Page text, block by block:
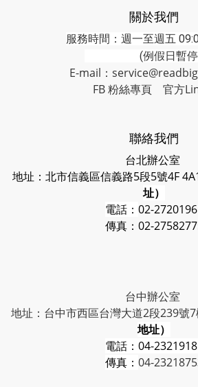
關於我們
服務時間：週一至週五
(例假日暫停
E-mail：
FB 粉絲專頁
官方
聯絡我們
台北辦公室
地址：北市信義區信義路5段5號4F
址）
電話： 02-
傳真：02-
台中辦公室
地址：台中市西區台灣大道2段239號
地址）
電話： 04-
傳真： 04-